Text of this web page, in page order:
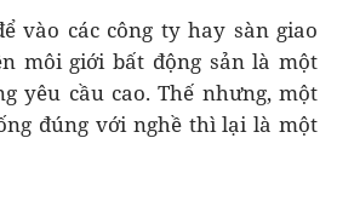
vào các công ty hay sàn giao
môi giới bất động sản là một
yêu cầu cao. Thế nhưng, một
đúng với nghề thì lại là một